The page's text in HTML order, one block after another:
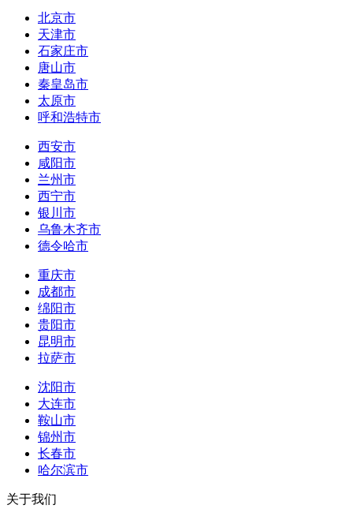
北京市
天津市
石家庄市
唐山市
秦皇岛市
太原市
呼和浩特市
西安市
咸阳市
兰州市
西宁市
银川市
乌鲁木齐市
德令哈市
重庆市
成都市
绵阳市
贵阳市
昆明市
拉萨市
沈阳市
大连市
鞍山市
锦州市
长春市
哈尔滨市
关于我们